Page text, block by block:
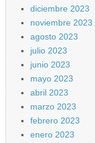
diciembre 2023
noviembre 2023
agosto 2023
julio 2023
junio 2023
mayo 2023
abril 2023
marzo 2023
febrero 2023
enero 2023